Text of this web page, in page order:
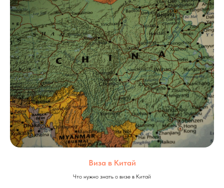
Виза в Китай
Что нужно знать о визе в Китай